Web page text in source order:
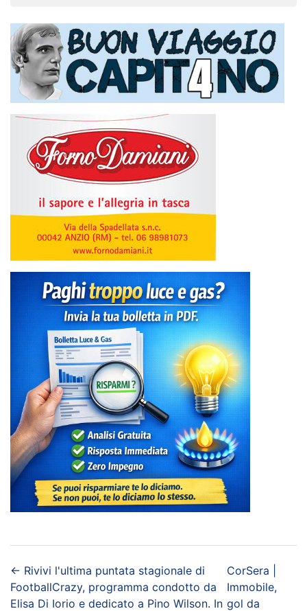
← Rivivi l'ultima puntata stagionale di
FootballCrazy, programma condotto da
Elisa Di Iorio e dedicato a Pino Wilson. In
CorSera |
Immobile,
gol da